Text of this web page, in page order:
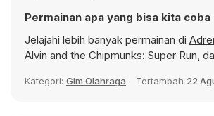
Permainan apa yang bisa kita
Jelajahi lebih banyak permainan di
Alvin and the Chipmunks: Super Run,
Kategori: Gim Olahraga Tertambah 22